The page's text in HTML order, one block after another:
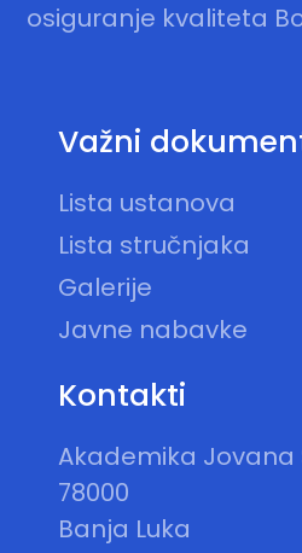
osiguranje kvaliteta
Važni
Lista ustanova
Lista stručnjaka
Galerije
Javne nabavke
Kontakti
Akademika Jovana
78000
Banja Luka